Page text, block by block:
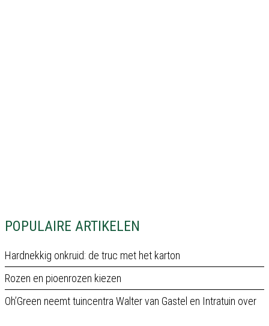
POPULAIRE ARTIKELEN
Hardnekkig onkruid: de truc met het karton
Rozen en pioenrozen kiezen
Oh’Green neemt tuincentra Walter van Gastel en Intratuin over